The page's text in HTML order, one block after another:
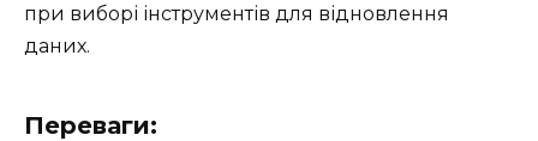
при виборі інструментів для відновлення
даних.
Переваги: